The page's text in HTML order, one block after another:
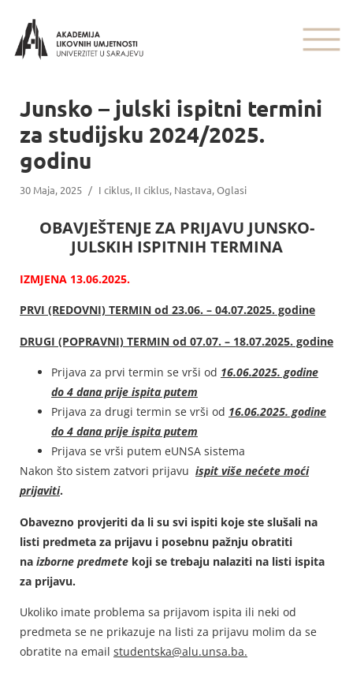
Junsko – julski ispitni termini
za studijsku 2024/2025.
godinu
30 Maja, 2025 / I ciklus, II ciklus, Nastava,Oglasi
OBAVJEŠTENJE ZA PRIJAVU JUNSKO-
JULSKIH ISPITNIH TERMINA
IZMJENA 13.06.2025.
PRVI (REDOVNI) TERMIN od 23.06. – 04.07.2025. godine
DRUGI (POPRAVNI) TERMIN od 07.07. – 18.07.2025. godine
Prijava za prvi termin se vrši od 16.06.2025. godine
do 4 dana prije ispita putem
Prijava za drugi termin se vrši od 16.06.2025. godine
do 4 dana prije ispita putem
Prijava se vrši putem eUNSA sistema
Nakon što sistem zatvori prijavu ispit više nećete moći
prijaviti.
Obavezno provjeriti da li su svi ispiti koje ste slušali na
listi predmeta za prijavu i posebnu pažnju obratiti
na izborne predmete koji se trebaju nalaziti na listi ispita
za prijavu.
Ukoliko imate problema sa prijavom ispita ili neki od
predmeta se ne prikazuje na listi za prijavu molim da se
obratite na email studentska@alu.unsa.ba.